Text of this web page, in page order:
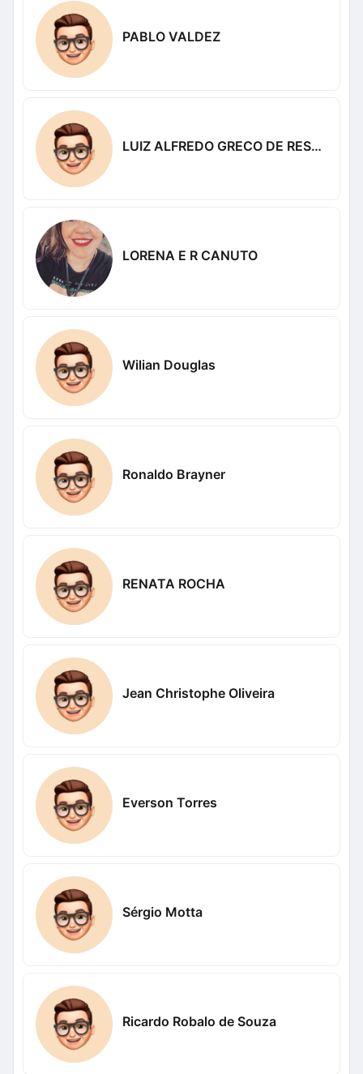
PABLO VALDEZ
LUIZ ALFREDO GRECO DE RESENDE
LORENA E R CANUTO
Wilian Douglas
Ronaldo Brayner
RENATA ROCHA
Jean Christophe Oliveira
Everson Torres
Sérgio Motta
Ricardo Robalo de Souza